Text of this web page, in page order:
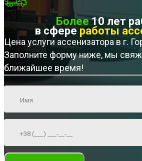
Более10 лет
в сфере работы
Цена услуги ассенизатора в г.
Заполните форму ниже, мы
ближайшее время!